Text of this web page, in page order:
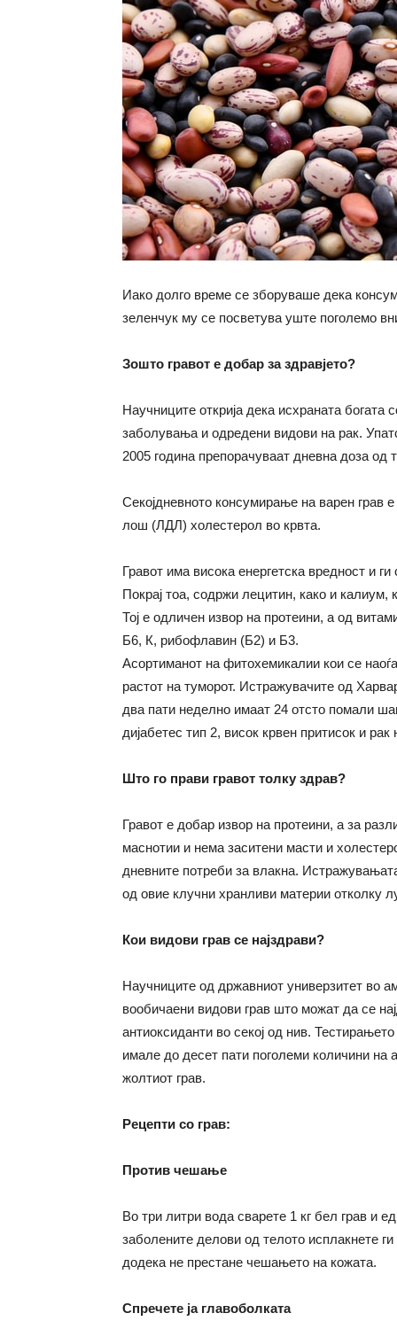
Иако долго време се зборуваше дека
зеленчук му се посветува уште поголемо
Зошто гравот е добар за здравјето?
Научниците открија дека исхраната
заболувања и одредени видови на рак.
2005 година препорачуваат дневна доза од
Секојдневното консумирање на варен грав
лош (ЛДЛ) холестерол во крвта.
Гравот има висока енергетска вредност и
Покрај тоа, содржи лецитин, како и
Тој е одличен извор на протеини, а од
Б6, К, рибофлавин (Б2) и Б3.
Асортиманот на фитохемикалии кои се
растот на туморот. Истражувачите од
два пати неделно имаат 24 отсто помали
дијабетес тип 2, висок крвен притисок и
Што го прави гравот толку здрав?
Гравот е добар извор на протеини, а за
маснотии и нема заситени масти и
дневните потреби за влакна.
од овие клучни хранливи материи отколку
Кои видови грав се најздрави?
Научниците од државниот универзитет во
вообичаени видови грав што можат да се
антиоксиданти во секој од нив.
имале до десет пати поголеми количини на
жолтиот грав.
Рецепти со грав:
Против чешање
Во три литри вода сварете 1 кг бел грав и
заболените делови од телото исплакнете ги
додека не престане чешањето на кожата.
Спречете ја главоболката